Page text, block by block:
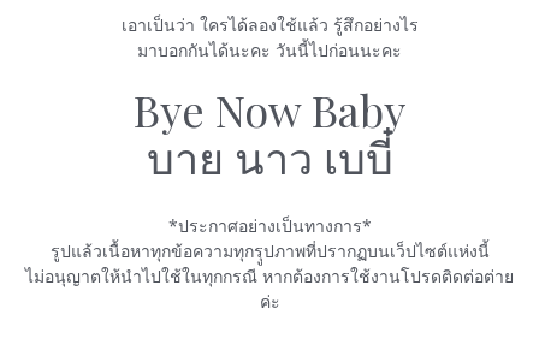
เอาเป็นว่า ใครได้ลองใช้แล้ว รู้สึกอย่างไร
มาบอกกันได้นะคะ วันนี้ไปก่อนนะคะ
Bye Now Baby
บาย นาว เบบี๋
*ประกาศอย่างเป็นทางการ*
รูปแล้วเนื้อหาทุกข้อความทุกรุูปภาพที่ปรากฏบนเว็ปไซต์แห่งนี้
ไม่อนุญาตให้นำไปใช้ในทุกกรณี หากต้องการใช้งานโปรดติดต่อต่าย
ค่ะ